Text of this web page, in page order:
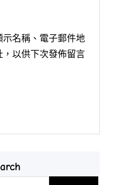
示名稱、電子郵件地
以供下次發佈留言